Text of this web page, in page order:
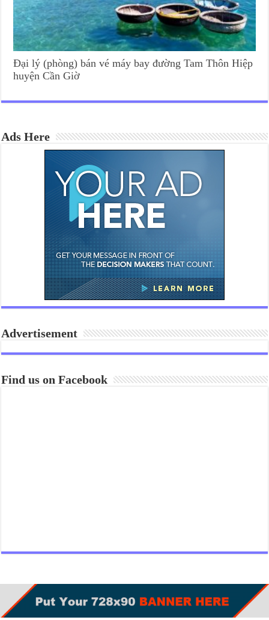
Đại lý (phòng) bán vé máy bay đường Tam Thôn Hiệp
huyện Cần Giờ
Ads Here
Advertisement
Find us on Facebook